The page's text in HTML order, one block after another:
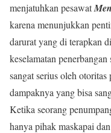
menjatuhkan pesawat
karena menunjukkan
darurat yang di terapkan
keselamatan
sangat serius oleh
dampaknya yang bisa
Ketika seorang
hanya pihak maskapai